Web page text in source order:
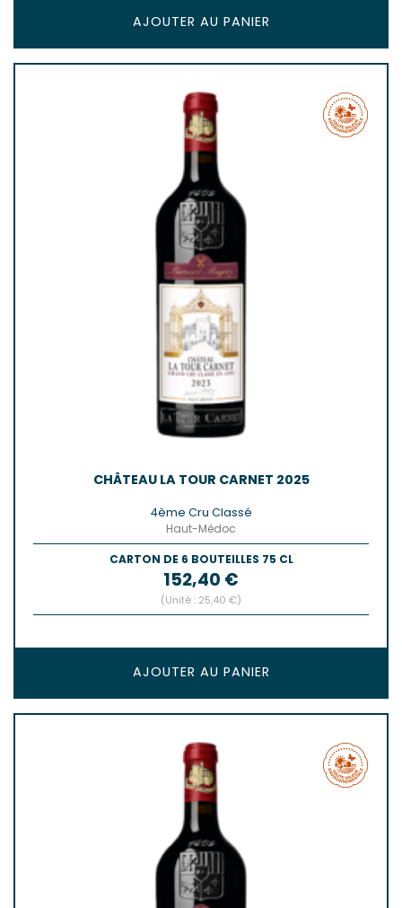
AJOUTER AU PANIER
CHÂTEAU LA TOUR CARNET 2025
4ème Cru Classé
Haut-Médoc
CARTON DE 6 BOUTEILLES 75 CL
Prix
152,40 €
(Unité : 25,40 €)
AJOUTER AU PANIER